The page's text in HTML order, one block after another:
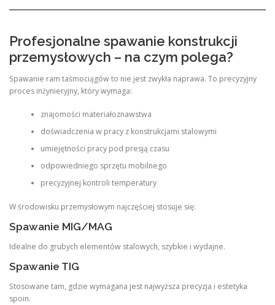
Profesjonalne spawanie konstrukcji
przemysłowych – na czym polega?
Spawanie ram taśmociągów to nie jest zwykła naprawa. To precyzyjny
proces inżynieryjny, który wymaga:
znajomości materiałoznawstwa
doświadczenia w pracy z konstrukcjami stalowymi
umiejętności pracy pod presją czasu
odpowiedniego sprzętu mobilnego
precyzyjnej kontroli temperatury
W środowisku przemysłowym najczęściej stosuje się:
Spawanie MIG/MAG
Idealne do grubych elementów stalowych, szybkie i wydajne.
Spawanie TIG
Stosowane tam, gdzie wymagana jest najwyższa precyzja i estetyka
spoin.